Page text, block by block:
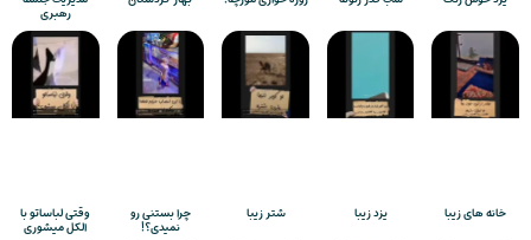
رهبری
خانه های زیبا یزد زیبا شتر زیبا چرا بستنی رو
نمیدی؟!
وقتی لباساتو با
الکل میشوری